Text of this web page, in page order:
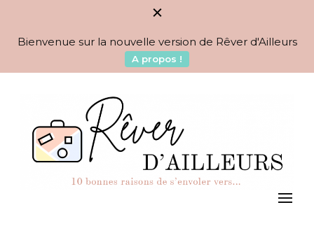
Bienvenue sur la nouvelle version de Rêver d'Ailleurs
A propos !
Rêver d'Ailleurs – 10
raisons de s'envoler vers…
BLOG VOYAGES DEPUIS 2010